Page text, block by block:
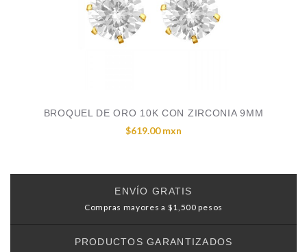
BROQUEL DE ORO 10K CON ZIRCONIA 9MM
$619.00 mxn
ENVÍO GRATIS
Compras mayores a $1,500 pesos
PRODUCTOS GARANTIZADOS